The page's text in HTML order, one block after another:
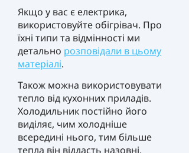
Якщо у вас є електрика,
використовуйте обігрівач. Про
їхні типи та відмінності ми
детально розповідали в цьому
матеріалі.
Також можна використовувати
тепло від кухонних приладів.
Холодильник постійно його
виділяє, чим холодніше
всередині нього, тим більше
тепла він віддасть назовні.